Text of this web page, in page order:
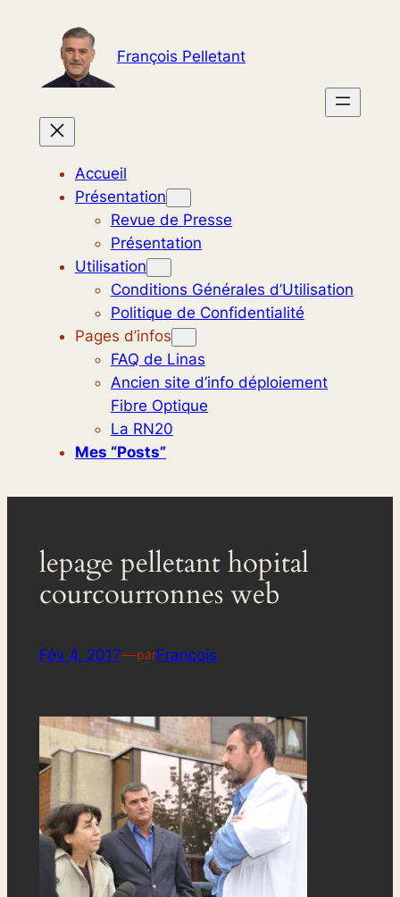
contenu
François Pelletant
Accueil
Présentation
Revue de Presse
Présentation
Utilisation
Conditions Générales d’Utilisation
Politique de Confidentialité
Pages d’infos
FAQ de Linas
Ancien site d’info déploiement
Fibre Optique
La RN20
Mes “posts”
lepage pelletant hopital
courcourronnes web
Fév 4, 2017—parFrancois